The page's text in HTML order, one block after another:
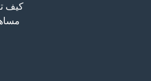
كيف